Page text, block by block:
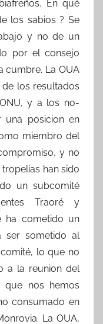
En qué
los sabios ? Se
y no de un
por el consejo
cumbre. La OUA
los resultados
y a los no-
una posicion en
miembro del
y no
han sido
un subcomité
Traoré y
ha cometido un
ser sometido al
lo que no
a la reunion del
que nos hemos
consumado en
La OUA,